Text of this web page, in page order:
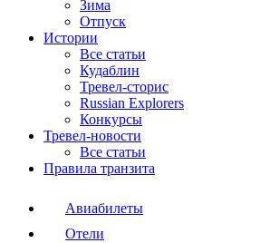
Зима
Отпуск
Истории
Все статьи
Кудаблин
Тревел-сторис
Russian Explorers
Конкурсы
Тревел-новости
Все статьи
Правила транзита
Авиабилеты
Отели